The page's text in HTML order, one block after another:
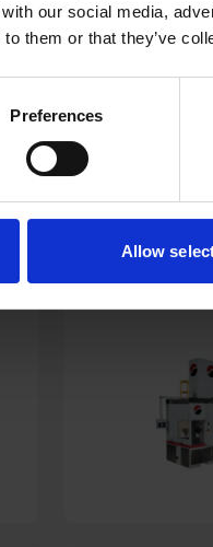
our social media,
them or that they’ve
Preferences
Allow